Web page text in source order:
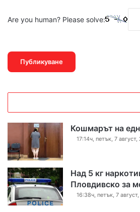
Are you human? Please solve:
Кошмарът на
17:14ч, петък, 7
Над 5 кг
Пловдивско за
16:38ч, петък, 7